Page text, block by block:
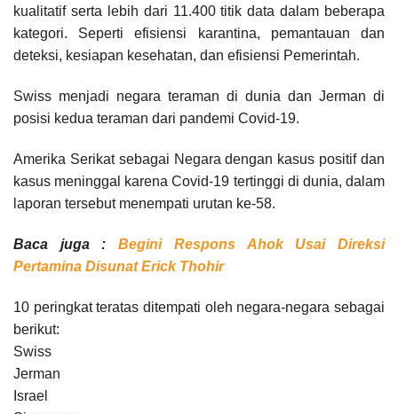
kualitatif serta lebih dari 11.400 titik data dalam beberapa
kategori. Seperti efisiensi karantina, pemantauan dan
deteksi, kesiapan kesehatan, dan efisiensi Pemerintah.
Swiss menjadi negara teraman di dunia dan Jerman di
posisi kedua teraman dari pandemi Covid-19.
Amerika Serikat sebagai Negara dengan kasus positif dan
kasus meninggal karena Covid-19 tertinggi di dunia, dalam
laporan tersebut menempati urutan ke-58.
Baca juga :Begini Respons Ahok Usai Direksi
Pertamina Disunat Erick Thohir
10 peringkat teratas ditempati oleh negara-negara sebagai
berikut:
Swiss
Jerman
Israel